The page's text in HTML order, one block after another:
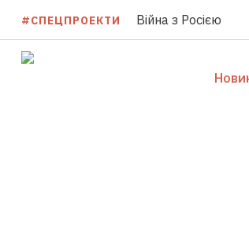
#СПЕЦПРОЕКТИ Війна з Росією